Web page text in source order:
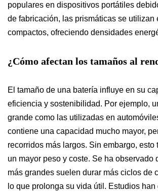
populares en dispositivos portátiles
de fabricación, las prismáticas se utilizan
compactos, ofreciendo densidades
¿Cómo afectan los tamaños al
El tamaño de una batería influye en su
eficiencia y sostenibilidad. Por ejemplo,
grande como las utilizadas en
contiene una capacidad mucho mayor,
recorridos más largos. Sin embargo, esto
un mayor peso y coste. Se ha observado
más grandes suelen durar más ciclos de
lo que prolonga su vida útil. Estudios